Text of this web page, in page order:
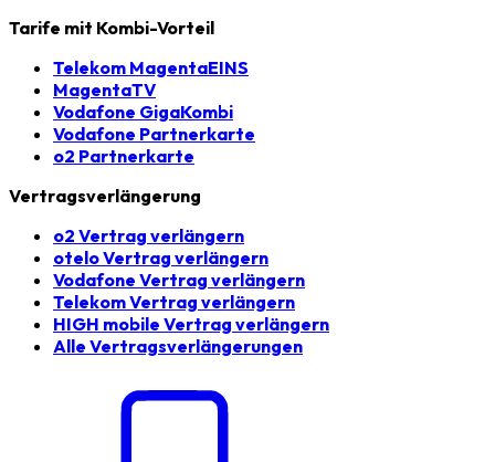
Tarife mit Kombi-Vorteil
Telekom MagentaEINS
MagentaTV
Vodafone GigaKombi
Vodafone Partnerkarte
o2 Partnerkarte
Vertragsverlängerung
o2 Vertrag verlängern
otelo Vertrag verlängern
Vodafone Vertrag verlängern
Telekom Vertrag verlängern
HIGH mobile Vertrag verlängern
Alle Vertragsverlängerungen